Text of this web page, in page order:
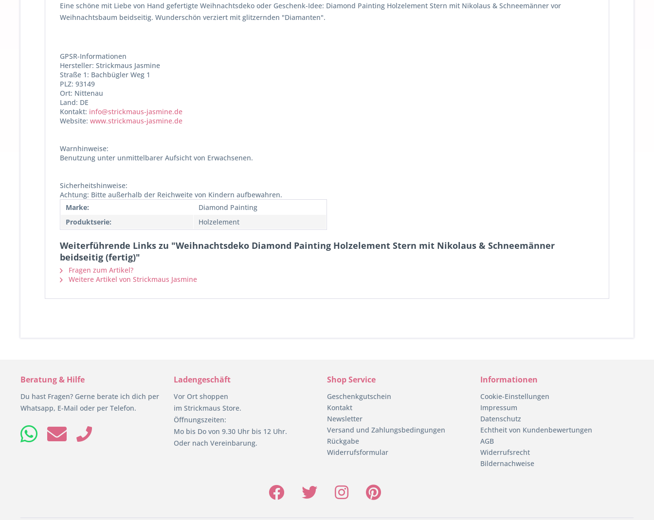
Eine schöne mit Liebe von Hand gefertigte Weihnachtsdeko oder Geschenk-Idee: Diamond Painting Holzelement Stern mit Nikolaus & Schneemänner vor
Weihnachtsbaum beidseitig. Wunderschön verziert mit glitzernden "Diamanten".
GPSR-Informationen
Hersteller: Strickmaus Jasmine
Straße 1: Bachbügler Weg 1
PLZ: 93149
Ort: Nittenau
Land: DE
Kontakt: info@strickmaus-jasmine.de
Website: www.strickmaus-jasmine.de
Warnhinweise:
Benutzung unter unmittelbarer Aufsicht von Erwachsenen.
Sicherheitshinweise:
Achtung: Bitte außerhalb der Reichweite von Kindern aufbewahren.
Marke:
Diamond Painting
Produktserie:
Holzelement
Weiterführende Links zu "Weihnachtsdeko Diamond Painting Holzelement Stern mit Nikolaus & Schneemänner
beidseitig (fertig)"
Fragen zum Artikel?
Weitere Artikel von Strickmaus Jasmine
Beratung & Hilfe
Du hast Fragen? Gerne berate ich dich per
Whatsapp, E-Mail oder per Telefon.
Ladengeschäft
Vor Ort shoppen
im Strickmaus Store.
Öffnungszeiten:
Mo bis Do von 9.30 Uhr bis 12 Uhr.
Oder nach Vereinbarung.
Shop Service
Geschenkgutschein
Kontakt
Newsletter
Versand und Zahlungsbedingungen
Rückgabe
Widerrufsformular
Informationen
Cookie-Einstellungen
Impressum
Datenschutz
Echtheit von Kundenbewertungen
AGB
Widerrufsrecht
Bildernachweise